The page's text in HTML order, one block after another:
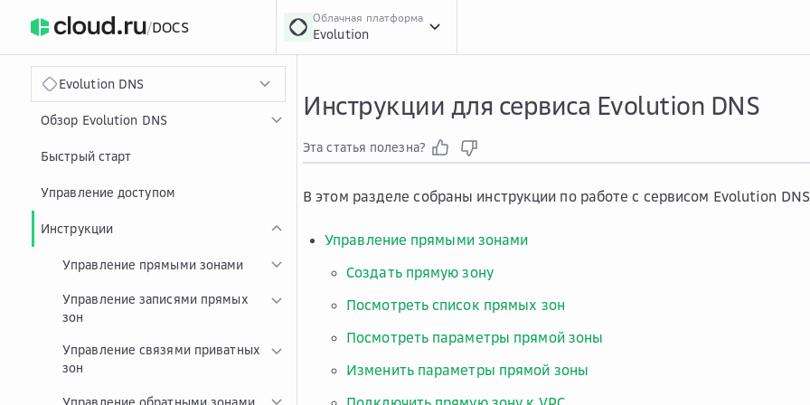
/DOCS
Облачная платформа
Evolution
Evolution DNS
Обзор Evolution DNS
Быстрый старт
Управление доступом
Инструкции
Управление прямыми зонами
Управление записями прямых
зон
Управление связями приватных
зон
Управление обратными зонами
Инструкции для сервиса Evolution DNS
Эта статья полезна?
В этом разделе собраны инструкции по работе с сервисом Evolution
Управление прямыми зонами
Создать прямую зону
Посмотреть список прямых зон
Посмотреть параметры прямой зоны
Изменить параметры прямой зоны